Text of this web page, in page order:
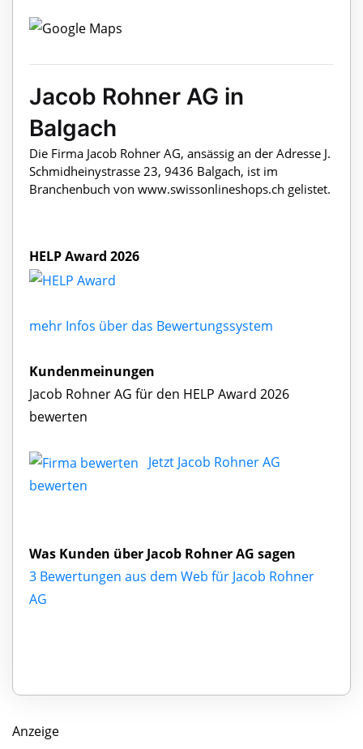
Jacob Rohner AG in
Balgach
Die Firma Jacob Rohner AG, ansässig an der Adresse J.
Schmidheinystrasse 23, 9436 Balgach, ist im
Branchenbuch von www.swissonlineshops.ch gelistet.
HELP Award 2026
mehr Infos über das Bewertungssystem
Kundenmeinungen
Jacob Rohner AG für den HELP Award 2026
bewerten
Jetzt Jacob Rohner AG
bewerten
Was Kunden über Jacob Rohner AG sagen
3 Bewertungen aus dem Web für Jacob Rohner
AG
Anzeige